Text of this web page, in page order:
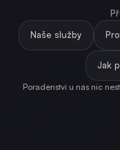
Naše služby
Jak
Poradenství u nás nic